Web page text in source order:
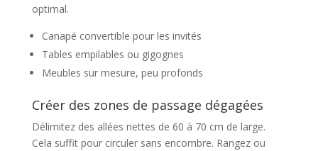
optimal.
Canapé convertible pour les invités
Tables empilables ou gigognes
Meubles sur mesure, peu profonds
Créer des zones de passage dégagées
Délimitez des allées nettes de 60 à 70 cm de large.
Cela suffit pour circuler sans encombre. Rangez ou